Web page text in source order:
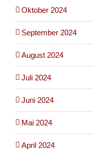
Oktober 2024
September 2024
August 2024
Juli 2024
Juni 2024
Mai 2024
April 2024